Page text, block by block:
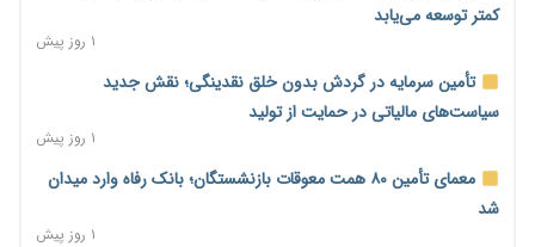
کمتر توسعه می‌یابد
۱ روز پیش
تأمین سرمایه در گردش بدون خلق نقدینگی؛ نقش جدید
سیاست‌های مالیاتی در حمایت از تولید
۱ روز پیش
معمای تأمین ۸۰ همت معوقات بازنشستگان؛ بانک رفاه وارد میدان
شد
۱ روز پیش